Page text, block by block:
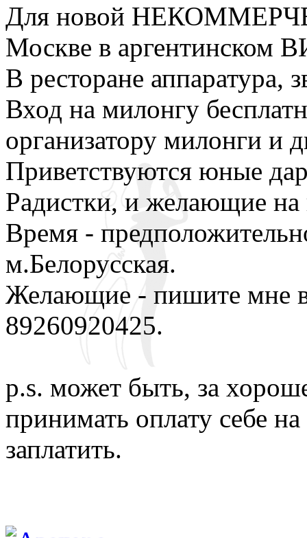
Для новой
Москве в аргентинском
В ресторане аппаратура,
Вход на милонгу
организатору милонги и
Приветствуются юные
Радистки, и желающие на
Время -
м.Белорусская.
Желающие - пишите мне
89260920425.
p.s. может быть, за
принимать оплату себе
заплатить.